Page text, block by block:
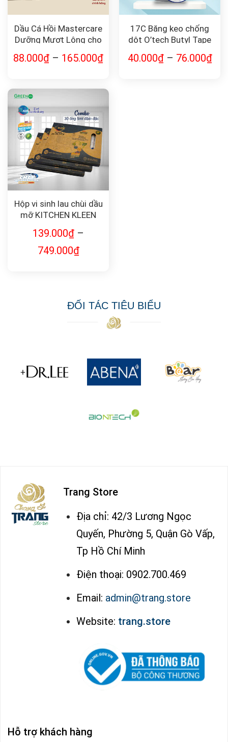
Dầu Cá Hồi Mastercare
Dưỡng Mượt Lông cho
88.000₫ – 165.000₫
17C Băng keo chống
dột O’tech Butyl Tape
40.000₫– 76.000₫
Hộp vi sinh lau chùi dầu
mỡ KITCHEN KLEEN
139.000₫ –
749.000₫
ĐỐI TÁC TIÊU BIỂU
Trang Store
Địa chỉ: 42/3 Lương Ngọc
Quyến, Phường 5, Quận Gò Vấp,
Tp Hồ Chí Minh
Điện thoại: 0902.700.469
Email: admin@trang.store
Website: trang.store
Hỗ trợ khách hàng